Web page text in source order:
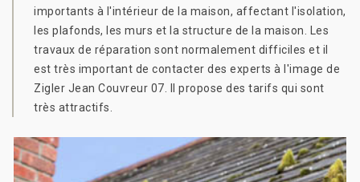
importants à l'intérieur de la maison, affectant l'isolation,
les plafonds, les murs et la structure de la maison. Les
travaux de réparation sont normalement difficiles et il
est très important de contacter des experts à l'image de
Zigler Jean Couvreur 07. Il propose des tarifs qui sont
très attractifs.